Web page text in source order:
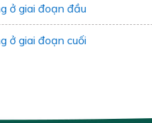
ở giai đoạn đầu
ở giai đoạn cuối